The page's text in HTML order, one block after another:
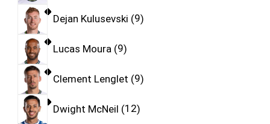
Dejan Kulusevski 9
Lucas Moura 9
Clement Lenglet 9
Dwight McNeil 12